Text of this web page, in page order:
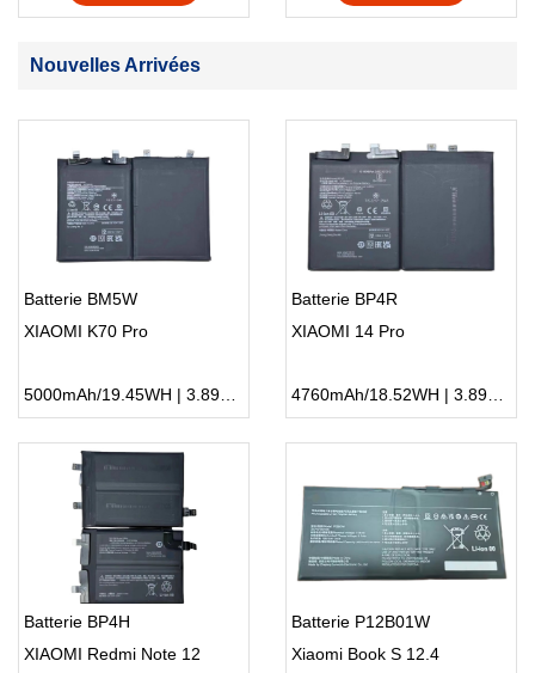
Nouvelles Arrivées
Batterie BM5W
XIAOMI K70 Pro
5000mAh/19.45WH | 3.89V | Li-ion ...
Batterie BP4R
XIAOMI 14 Pro
4760mAh/18.52WH | 3.89V | Li-ion ...
Batterie BP4H
XIAOMI Redmi Note 12
Batterie P12B01W
Xiaomi Book S 12.4